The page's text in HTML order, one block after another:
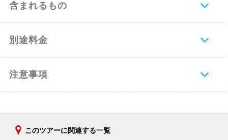
含まれるもの
別途料金
注意事項
このツアーに関連する一覧